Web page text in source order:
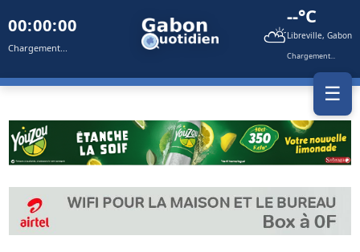
00:00:00
Chargement... ⛅
--°C
Libreville, Gabon
Chargement...
☰